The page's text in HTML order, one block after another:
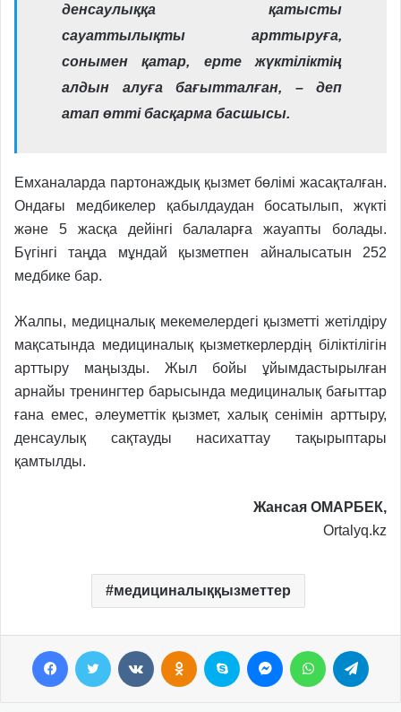
денсаулыққа қатысты
сауаттылықты арттыруға,
сонымен қатар, ерте жүктіліктің
алдын алуға бағытталған, – деп
атап өтті басқарма басшысы.
Емханаларда партонаждық қызмет бөлімі жасақталған.
Ондағы медбикелер қабылдаудан босатылып, жүкті
және 5 жасқа дейінгі балаларға жауапты болады.
Бүгінгі таңда мұндай қызметпен айналысатын 252
медбике бар.
Жалпы, медицналық мекемелердегі қызметті жетілдіру
мақсатында медициналық қызметкерлердің біліктілігін
арттыру маңызды. Жыл бойы ұйымдастырылған
арнайы тренингтер барысында медициналық бағыттар
ғана емес, әлеуметтік қызмет, халық сенімін арттыру,
денсаулық сақтауды насихаттау тақырыптары
қамтылды.
Жансая ОМАРБЕК,
Ortalyq.kz
медициналыққызметтер